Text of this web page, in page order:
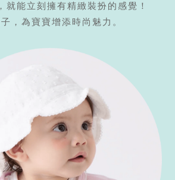
就能立刻擁有精緻裝扮的感覺！
，為寶寶增添時尚魅力。